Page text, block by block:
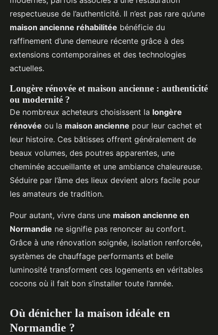
respectueuse de l’authenticité. Il n’est pas rare qu’une
maison ancienne réhabilitée bénéficie du
raffinement d’une demeure récente grâce à des
extensions contemporaines et des technologies
actuelles.
Longère rénovée et maison ancienne : authenticité
ou modernité ?
De nombreux acheteurs choisissent la longère
rénovée ou la maison ancienne pour leur cachet et
leur histoire. Ces bâtisses offrent généralement de
beaux volumes, des poutres apparentes, une
cheminée accueillante et une ambiance chaleureuse.
Séduire par l’âme des lieux devient alors facile pour
les amateurs de tradition.
Pour autant, vivre dans une maison ancienne en
Normandie ne signifie pas renoncer au confort.
Grâce à une rénovation soignée, isolation renforcée,
systèmes de chauffage performants et belle
luminosité transforment ces logements en véritables
cocons où il fait bon s’installer toute l’année.
Où dénicher la maison idéale en
Normandie ?